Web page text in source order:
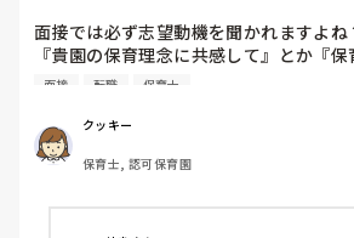
なること多いことに気づきました。
その度にあちらこちらに痛みが来て
立ち上がる時には、膝や太ももが固ま
腰痛、膝痛お持ちの方は、どの程度の痛
でしょうか。
ので、その子には待っててねといい外に
はそれで2回漏らしています。
2回目は私は見ていないのですが、かな
しているように見えると言われました。
日頃からそのことの関わりはしっかり持
ていますが…
面接では必ず志望動機を聞かれますよね
『貴園の保育理念に共感して』とか『
てると思いました』等々が多いかと思い
私自身、園の雰囲気とか園の規模、保育
正直なところ、家から通いやすいか、給
ところに重きを置いています
皆さんは、志望動機をどのように答え
面接 転職 保育士
クッキー
保育士, 認可保育園